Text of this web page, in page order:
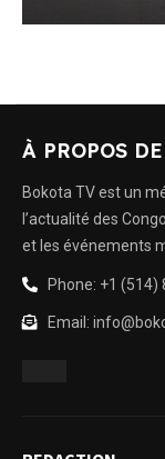
À PROPOS
Bokota TV est un
l’actualité des
et les événements
Phone: +1 (514)
Email: